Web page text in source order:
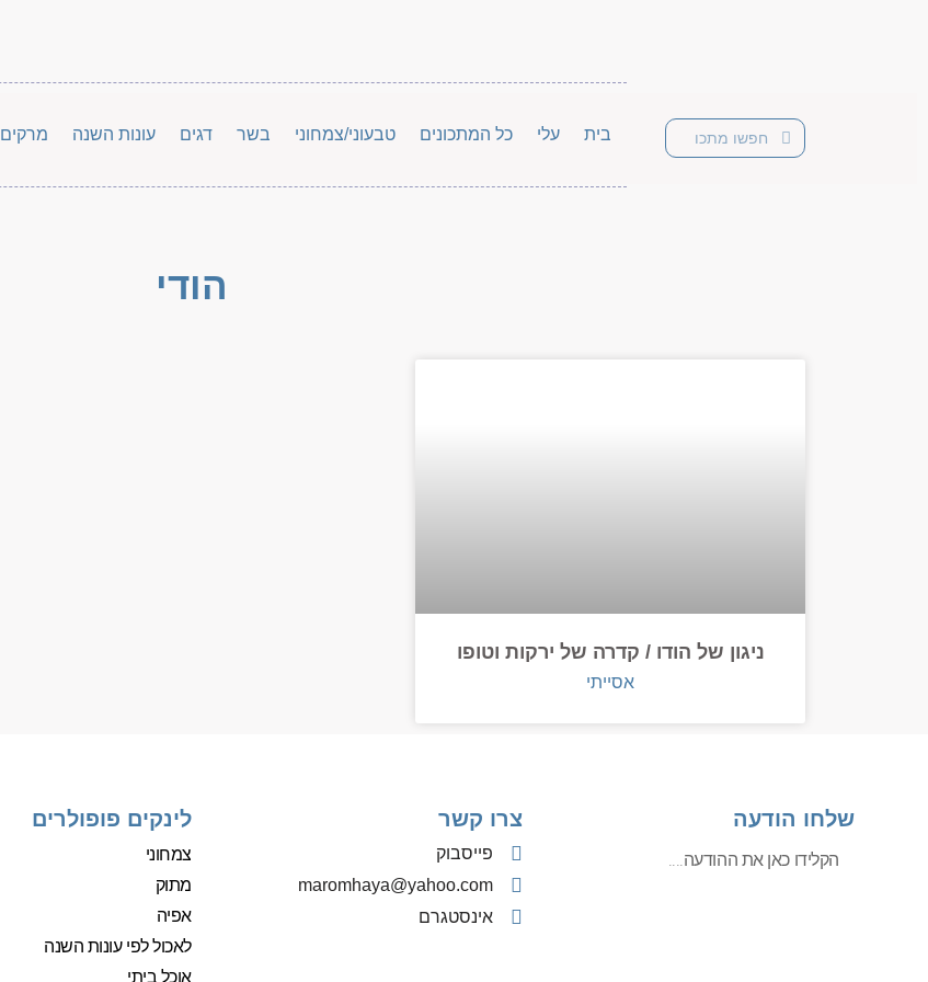
בית עלי כל המתכונים טבעוני/צמחוני בשר דגים עונות השנה מרקים
הודי
ניגון של הודו / קדרה של ירקות וטופו
אסייתי
שלחו הודעה צרו קשר
פייסבוק
‫maromhaya@yahoo.com
אינסטגרם
לינקים פופולרים
צמחוני
מתוק
אפיה
לאכול לפי עונות השנה
אוכל ביתי